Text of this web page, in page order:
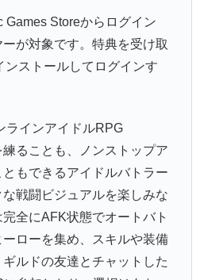
Games Storeからログイン
が対象です。特典を受け取
ンストールしてログインす
ラインアイドルRPG
ることも、ノンストップア
もできるアイドルバトラー
戦闘ビジュアルを楽しみな
全にAFK状態でオートバト
ローを集め、スキルや装備
ルドの友達とチャットした